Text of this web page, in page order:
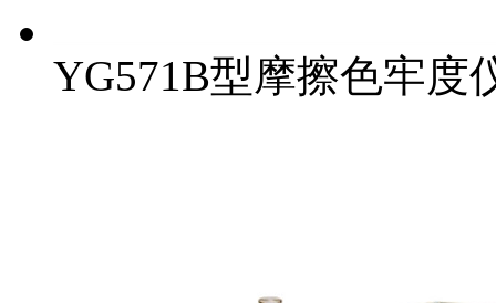
YG571B型摩擦色牢度